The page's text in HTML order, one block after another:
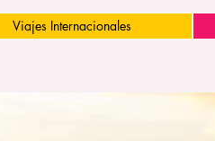
Viajes Internacionales